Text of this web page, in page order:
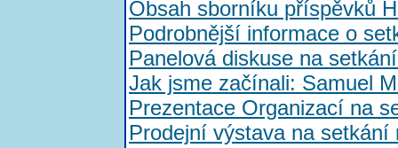
Obsah sborníku příspěvků
Podrobnější informace o
Panelová diskuse na
Jak jsme začínali: Samuel
Prezentace Organizací na
Prodejní výstava na